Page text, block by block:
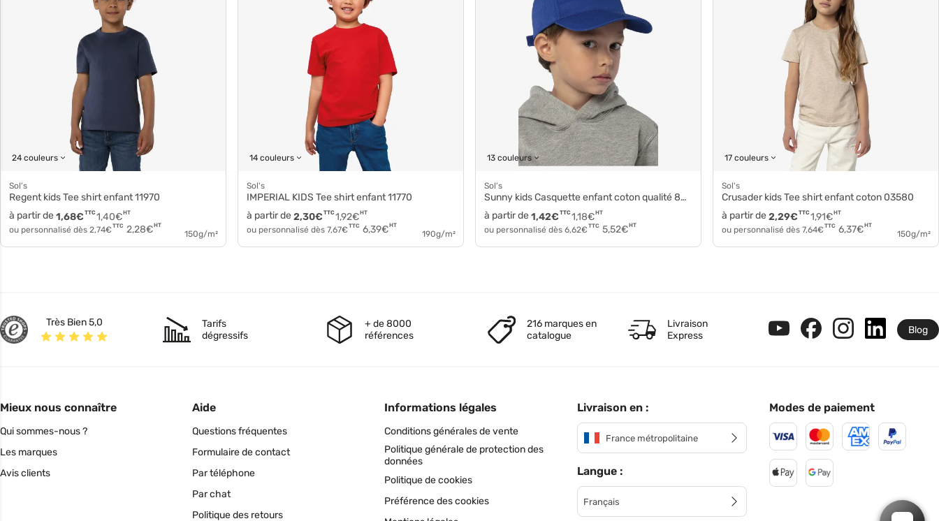
24 couleurs
Sol's
Regent kids Tee shirt enfant 11970
à partir de
1,40€HT
1,68€ TTC
ou personnalisé dès 2,74€ TTC 2,28€HT
150g/m²
14 couleurs
Sol's
IMPERIAL KIDS Tee shirt enfant 11770
à partir de
1,92€HT
2,30€ TTC
ou personnalisé dès 7,67€ TTC 6,39€HT
190g/m²
13 couleurs
Sol's
Sunny kids Casquette enfant coton qualité 88111
à partir de
1,18€HT
1,42€ TTC
ou personnalisé dès 6,62€ TTC 5,52€HT
17 couleurs
Sol's
Crusader kids Tee shirt enfant coton 03580
à partir de
1,91€HT
2,29€ TTC
ou personnalisé dès 7,64€ TTC 6,37€HT
150g/m²
Très Bien 5,0
Tarifs
dégressifs
+ de 8000
références
216 marques en
catalogue
Livraison
Express
Blog
Mieux nous connaître
Qui sommes-nous ?
Les marques
Avis clients
Aide
Questions fréquentes
Formulaire de contact
Par téléphone
Par chat
Politique des retours
Informations légales
Conditions générales de vente
Politique générale de protection des
données
Politique de cookies
Préférence des cookies
Livraison en :
France métropolitaine
Langue :
Français
Modes de paiement